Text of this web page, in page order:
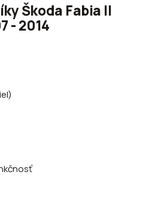
Škoda Fabia II
- 2014